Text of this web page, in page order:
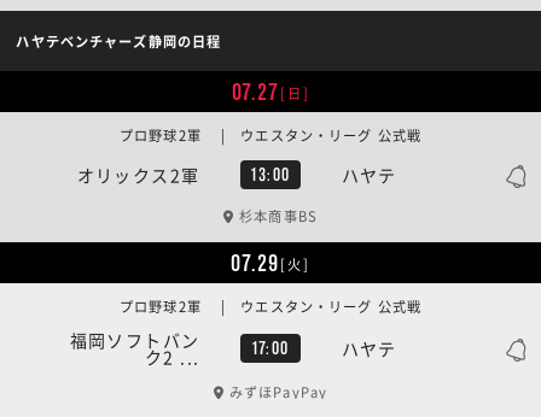
ハヤテベンチャーズ静岡の日程
07.27[日]
オリックス2軍 13:00 ハヤテ
プロ野球2軍 | ウエスタン・リーグ 公式戦
杉本商事BS
07.29[火]
福岡ソフトバン
ク2 ... 17:00 ハヤテ
プロ野球2軍 | ウエスタン・リーグ 公式戦
みずほPayPay